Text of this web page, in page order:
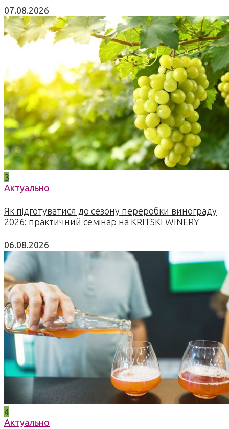
07.08.2026
3
Актуально
Як підготуватися до сезону переробки винограду
2026: практичний семінар на KRITSKI WINERY
06.08.2026
4
Актуально